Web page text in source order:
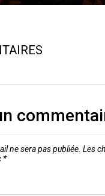
ne sera pas publiée. Les
*